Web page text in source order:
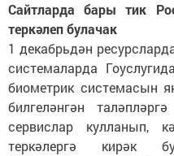
Сайтларда бары тик
теркәлеп булачак
1 декабрьдән
системаларда
биометрик системасын
билгеләнгән
сервислар кулланып,
теркәлергә кирәк